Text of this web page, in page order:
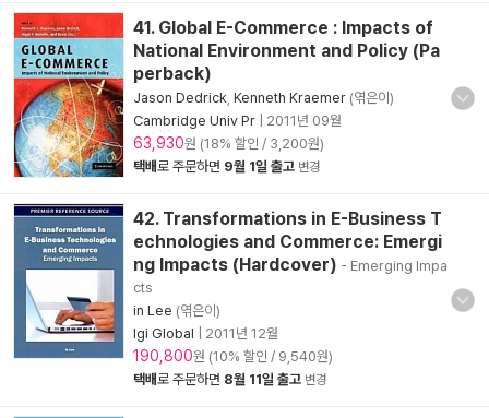
41. Global E-Commerce : Impacts of
National Environment and Policy (Pa
perback)
Jason Dedrick Kenneth Kraemer (엮은이)
Cambridge Univ Pr
2011년 09월
63,930원 (18% 할인 / 3,200원)
택배로 주문하면 9월 1일 출고 변경
42. Transformations in E-Business T
echnologies and Commerce: Emergi
ng Impacts (Hardcover) - Emerging Impa
cts
in Lee (엮은이)
Igi Global
2011년 12월
190,800원 (10% 할인 / 9,540원)
택배로 주문하면 8월 11일 출고 변경